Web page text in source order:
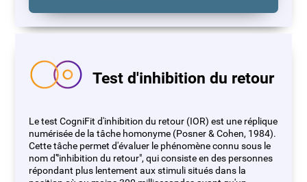
Test d'inhibition du retour
Le test CogniFit d'inhibition du retour (IOR) est une réplique
numérisée de la tâche homonyme (Posner & Cohen, 1984).
Cette tâche permet d'évaluer le phénomène connu sous le
nom d'"inhibition du retour", qui consiste en des personnes
répondant plus lentement aux stimuli situés dans la